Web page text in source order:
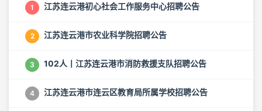
1 江苏连云港初心社会工作服务中心招聘公告
2 江苏连云港市农业科学院招聘公告
3 102人丨江苏连云港市消防救援支队招聘公告
4 江苏连云港市连云区教育局所属学校招聘公告